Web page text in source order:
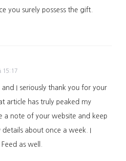
you surely possess the gift.
15:17
I seriously thank you for your
article has truly peaked my
a note of your website and keep
about once a week. I
as well.